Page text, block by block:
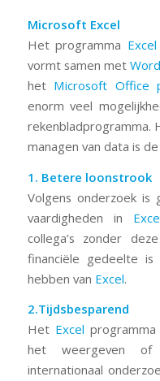
Microsoft Excel
Het programma Excel
vormt samen metWord
het Microsoft Office
enorm veel
rekenbladprogramma.
managen van data is
1. Betere loonstrook
Volgens onderzoek
vaardigheden in
collega’s zonder
financiële gedeelte
hebben van Excel.
2.Tijdsbesparend
Het Excel
het weergeven
internationaal